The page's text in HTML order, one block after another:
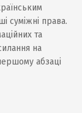
суміжні права.
та
на
абзаці